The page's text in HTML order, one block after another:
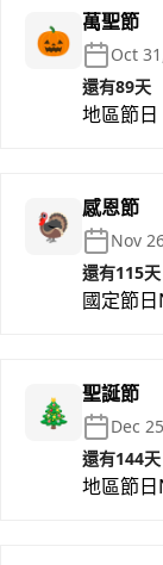
🎃 萬聖節
Oct
還有89天
地區節日
🦃 感恩節
Nov
還有115天
國定節日
🎄 聖誕節
Dec
還有144天
地區節日